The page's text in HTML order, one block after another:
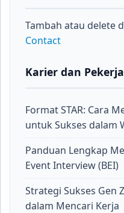
Tambah atau delete
Contact
Karier dan
Format STAR: Cara
untuk Sukses dalam
Panduan Lengkap
Event Interview (BEI)
Strategi Sukses Gen
dalam Mencari Kerja